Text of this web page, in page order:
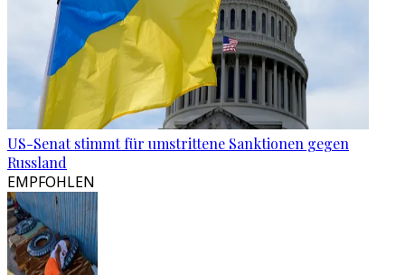
US-Senat stimmt für umstrittene Sanktionen gegen
Russland
EMPFOHLEN